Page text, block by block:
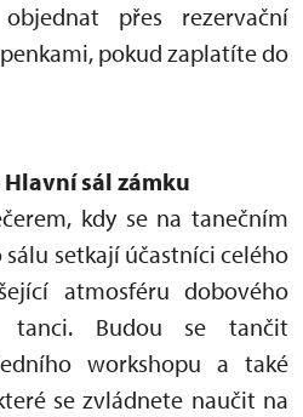
přes rezervační
pokud zaplatíte do
Hlavní sál zámku
kdy se na tanečním
setkají účastníci celého
atmosféru dobového
tanci. Budou se tančit
workshopu a také
se zvládnete naučit na